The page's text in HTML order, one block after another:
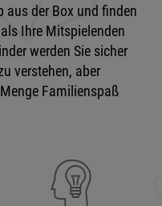
aus der Box und finden
Ihre Mitspielenden
werden Sie sicher
verstehen, aber
Familienspaß